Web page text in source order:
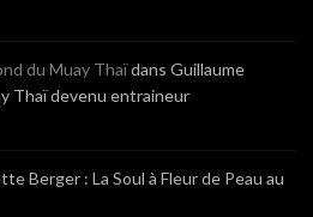
du Muay Thaïdans Guillaume
Thaï devenu entraineur
Berger : La Soul à Fleur de Peau au